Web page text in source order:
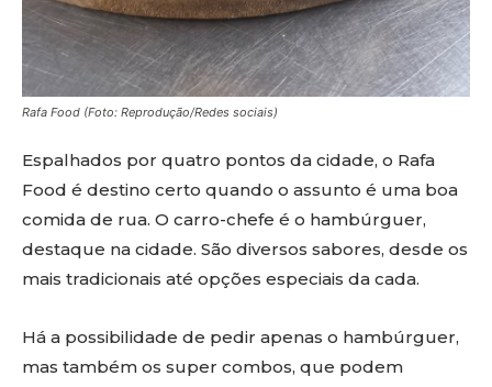
Rafa Food (Foto: Reprodução/Redes sociais)
Espalhados por quatro pontos da cidade, o Rafa
Food é destino certo quando o assunto é uma boa
comida de rua. O carro-chefe é o hambúrguer,
destaque na cidade. São diversos sabores, desde os
mais tradicionais até opções especiais da cada.
Há a possibilidade de pedir apenas o hambúrguer,
mas também os super combos, que podem